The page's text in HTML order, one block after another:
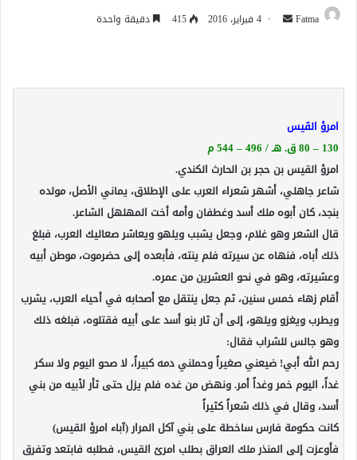
Fatma
أرسل 4 فبراير، 2016 415 دقيقة واحدة
امرؤ القَيس
130 – 80 ق. هـ / 496 – 544 م
امرؤ القيس بن حجر بن الحارث الكندي.
شاعر جاهلي، أشهر شعراء العرب على الإطلاق، يماني الأصل، مولده
بنجد، كان أبوه ملك أسد وغطفان وأمه أخت المهلهل الشاعر.
قال الشعر وهو غلام، وجعل يشبب ويلهو ويعاشر صعاليك العرب، فبلغ
ذلك أباه، فنهاه عن سيرته فلم ينته، فأبعده إلى حضرموت، موطن أبيه
وعشيرته، وهو في نحو العشرين من عمره.
أقام زهاء خمس سنين، ثم جعل ينتقل مع أصحابه في أحياء العرب، يشرب
ويطرب ويغزو ويلهو، إلى أن ثار بنو أسد على أبيه فقتلوه، فبلغه ذلك
وهو جالس للشراب فقال:
رحم الله أبي! ضيعني صغيراً وحملني دمه كبيراً، لا صحو اليوم ولا سكر
غداً، اليوم خمر وغداً أمر. ونهض من غده فلم يزل حتى ثأر لأبيه من بني
أسد، وقال في ذلك شعراً كثيراً
كانت حكومة فارس ساخطة على بني آكل المرار (آباء امرؤ القيس)
فأوعزت إلى المنذر ملك العراق بطلب امرئ القيس، فطلبه فابتعد وتفرق